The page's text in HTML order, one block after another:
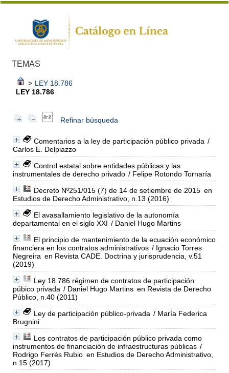
TEMAS
> LEY 18.786
LEY 18.786
Refinar búsqueda
Comentarios a la ley de participación público privada /
Carlos E. Delpiazzo
Control estatal sobre entidades públicas y las
instrumentales de derecho privado / Felipe Rotondo Tornaría
Decreto Nº251/015 (7) de 14 de setiembre de 2015 en
Estudios de Derecho Administrativo, n.13 (2016)
El avasallamiento legislativo de la autonomía
departamental en el siglo XXI / Daniel Hugo Martins
El principio de mantenimiento de la ecuación económico
financiera en los contratos administrativos / Ignacio Torres
Negreira en Revista CADE. Doctrina y jurisprudencia, v.51
(2019)
Ley 18.786 régimen de contratos de participación
púbico privada / Daniel Hugo Martins en Revista de Derecho
Público, n.40 (2011)
Ley de participación público-privada / María Federica
Brugnini
Los contratos de participación público privada como
instrumentos de financiación de infraestructuras públicas /
Rodrigo Ferrés Rubio en Estudios de Derecho Administrativo,
n.15 (2017)